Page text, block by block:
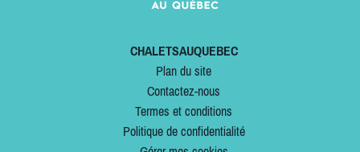
CHALETSAUQUEBEC
Plan du site
Contactez-nous
Termes et conditions
Politique de confidentialité